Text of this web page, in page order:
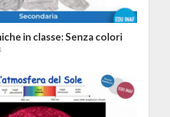
in classe: Senza colori